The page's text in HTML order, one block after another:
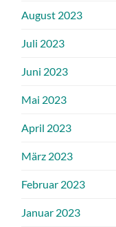
August 2023
Juli 2023
Juni 2023
Mai 2023
April 2023
März 2023
Februar 2023
Januar 2023